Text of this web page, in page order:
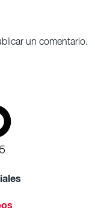
un comentario.